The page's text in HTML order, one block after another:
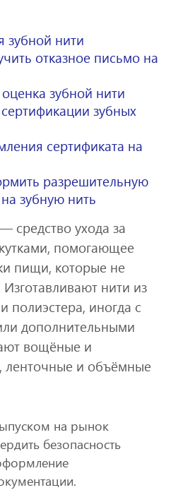
зубной нити
отказное письмо на
зубной нити
зубных
сертификата на
разрешительную
зубную нить
средство ухода за
помогающее
пищи, которые не
нити из
полиэстера, иногда с
дополнительными
вощёные и
ленточные и объёмные
на рынок
безопасность